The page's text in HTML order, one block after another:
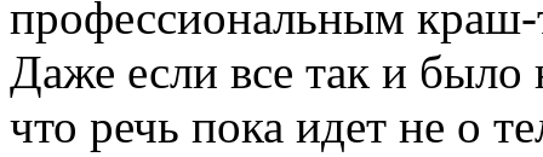
профессиональным краш-
Даже если все так и было
что речь пока идет не о